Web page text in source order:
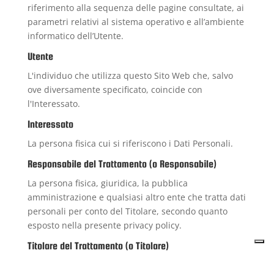
riferimento alla sequenza delle pagine consultate, ai
parametri relativi al sistema operativo e all’ambiente
informatico dell’Utente.
Utente
L'individuo che utilizza questo Sito Web che, salvo
ove diversamente specificato, coincide con
l'Interessato.
Interessato
La persona fisica cui si riferiscono i Dati Personali.
Responsabile del Trattamento (o Responsabile)
La persona fisica, giuridica, la pubblica
amministrazione e qualsiasi altro ente che tratta dati
personali per conto del Titolare, secondo quanto
esposto nella presente privacy policy.
Titolare del Trattamento (o Titolare)